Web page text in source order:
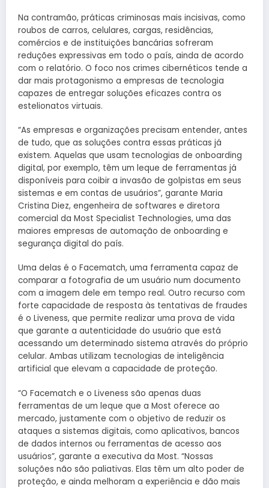
Na contramão, práticas criminosas mais incisivas, como
roubos de carros, celulares, cargas, residências,
comércios e de instituições bancárias sofreram
reduções expressivas em todo o país, ainda de acordo
com o relatório. O foco nos crimes cibernéticos tende a
dar mais protagonismo a empresas de tecnologia
capazes de entregar soluções eficazes contra os
estelionatos virtuais.
“As empresas e organizações precisam entender, antes
de tudo, que as soluções contra essas práticas já
existem. Aquelas que usam tecnologias de onboarding
digital, por exemplo, têm um leque de ferramentas já
disponíveis para coibir a invasão de golpistas em seus
sistemas e em contas de usuários”, garante Maria
Cristina Diez, engenheira de softwares e diretora
comercial da Most Specialist Technologies, uma das
maiores empresas de automação de onboarding e
segurança digital do país.
Uma delas é o Facematch, uma ferramenta capaz de
comparar a fotografia de um usuário num documento
com a imagem dele em tempo real. Outro recurso com
forte capacidade de resposta às tentativas de fraudes
é o Liveness, que permite realizar uma prova de vida
que garante a autenticidade do usuário que está
acessando um determinado sistema através do próprio
celular. Ambas utilizam tecnologias de inteligência
artificial que elevam a capacidade de proteção.
“O Facematch e o Liveness são apenas duas
ferramentas de um leque que a Most oferece ao
mercado, justamente com o objetivo de reduzir os
ataques a sistemas digitais, como aplicativos, bancos
de dados internos ou ferramentas de acesso aos
usuários”, garante a executiva da Most. “Nossas
soluções não são paliativas. Elas têm um alto poder de
proteção, e ainda melhoram a experiência e dão mais